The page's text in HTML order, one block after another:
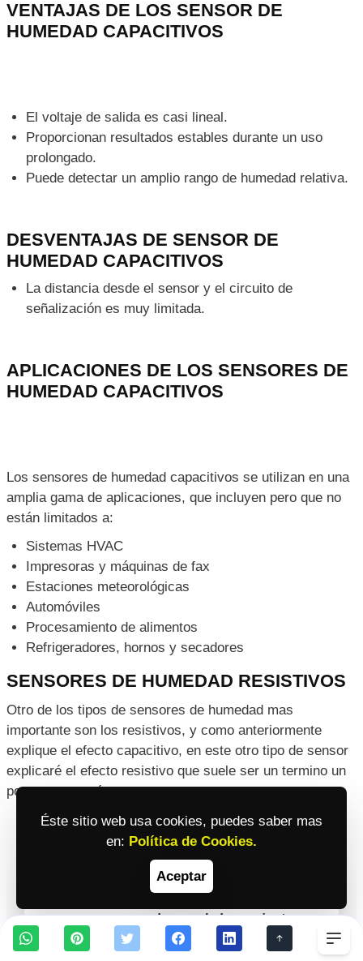
e impide la conducción, a este tipo de componentes se
les conoce como capacitores o condensadores que usan
Ahora, cuando la carga es suficientemente grande este
dieléctrico es vencido por la corriente eléctrica y el
componente se comporta como un conductor. Espero no
haberte confundido y el termino capacitivo te haya
VENTAJAS DE LOS SENSOR DE
HUMEDAD CAPACITIVOS
El voltaje de salida es casi lineal.
Proporcionan resultados estables durante un uso
DESVENTAJAS DE SENSOR DE
HUMEDAD CAPACITIVOS
La distancia desde el sensor y el circuito de
señalización es muy limitada.
APLICACIONES DE LOS SENSORES DE
HUMEDAD CAPACITIVOS
Los sensores de humedad capacitivos se utilizan en una
amplia gama de aplicaciones, que incluyen pero que no
están limitados a:
Impresoras y máquinas de fax
Estaciones meteorológicas
Procesamiento de alimentos
SENSORES DE HUMEDAD RESISTIVOS
Éste sitio web usa cookies, puedes saber mas
en: Política de Cookies.
Aceptar